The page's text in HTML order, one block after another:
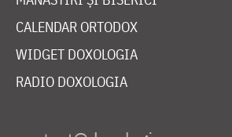
CALENDAR ORTODOX
WIDGET DOXOLOGIA
RADIO DOXOLOGIA